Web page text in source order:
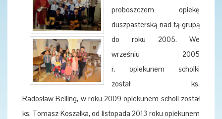
proboszczem opiekę
duszpasterską nad tą grupą
do roku 2005. We
wrześniu 2005
r. opiekunem scholki
został ks.
Radosław Belling, w roku 2009 opiekunem scholi został
ks. Tomasz Koszałka, od listopada 2013 roku opiekunem